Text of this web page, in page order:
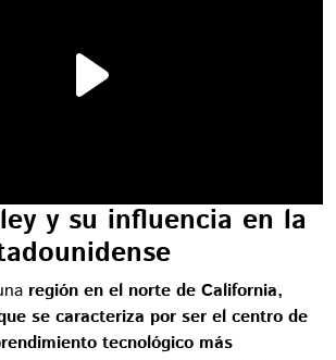
y su influencia en la
región en el norte de California,
se caracteriza por ser el centro de
tecnológico más